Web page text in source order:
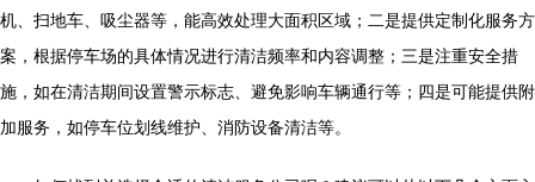
机、扫地车、吸尘器等，能高效处理大面积区域；二是提供定制化服务方
案，根据停车场的具体情况进行清洁频率和内容调整；三是注重安全措
施，如在清洁期间设置警示标志、避免影响车辆通行等；四是可能提供附
加服务，如停车位划线维护、消防设备清洁等。